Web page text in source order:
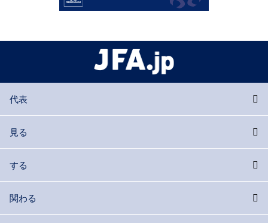
代表
見る
する
関わる